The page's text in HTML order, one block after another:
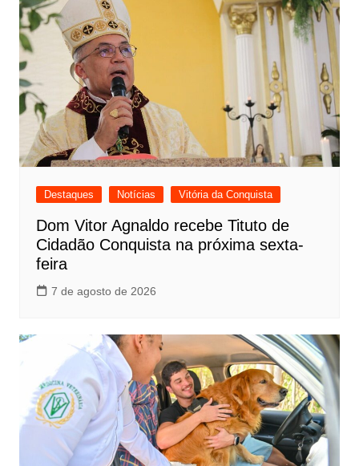
Destaques Notícias Vitória da Conquista
Dom Vitor Agnaldo recebe Tituto de
Cidadão Conquista na próxima sexta-
feira
7 de agosto de 2026